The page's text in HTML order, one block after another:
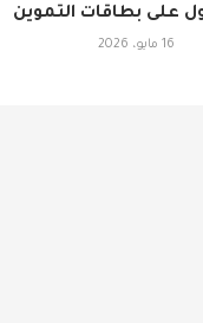
على بطاقات التموين
16 مايو، 2026